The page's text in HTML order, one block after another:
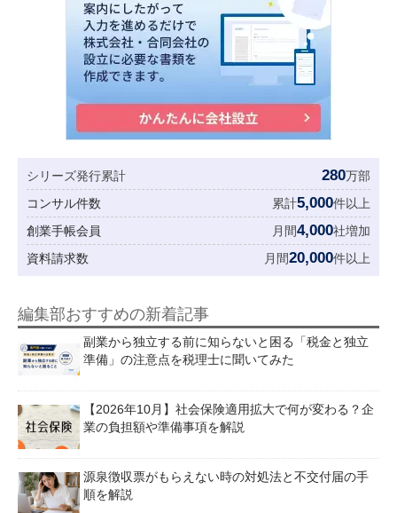
シリーズ発行累計 280万部
コンサル件数
累計5,000件以上
創業手帳会員
月間4,000社増加
資料請求数
月間20,000件以上
編集部おすすめの新着記事
副業から独立する前に知らないと困る「税金と独立
準備」の注意点を税理士に聞いてみた
【2026年10月】社会保険適用拡大で何が変わる？企
業の負担額や準備事項を解説
源泉徴収票がもらえない時の対処法と不交付届の手
順を解説